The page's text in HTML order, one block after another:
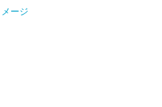
ージ